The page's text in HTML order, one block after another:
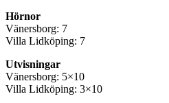
Hörnor
Vänersborg: 7
Villa Lidköping: 7
Utvisningar
Vänersborg: 5×10
Villa Lidköping: 3×10